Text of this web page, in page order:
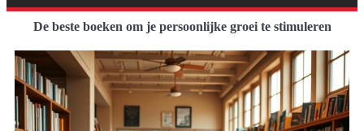
De beste boeken om je persoonlijke groei te stimuleren